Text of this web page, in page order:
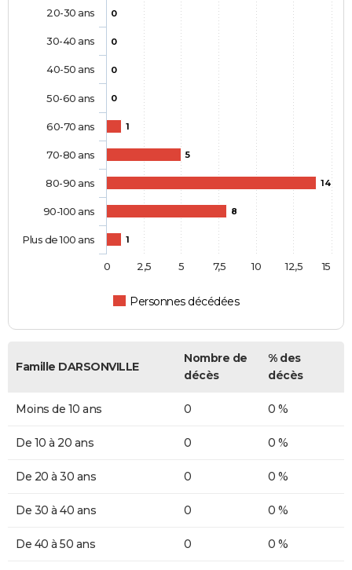
0
0
0
0
1
5
14
8
1
Personnes décédées
20-30 ans
30-40 ans
40-50 ans
50-60 ans
60-70 ans
70-80 ans
80-90 ans
90-100 ans
Plus de 100 ans
0 2,5 5 7,5 10 12,5 15
Famille DARSONVILLE
Nombre de
décès
% des
décès
Moins de 10 ans 0 0 %
De 10 à 20 ans 0 0 %
De 20 à 30 ans 0 0 %
De 30 à 40 ans 0 0 %
De 40 à 50 ans 0 0 %